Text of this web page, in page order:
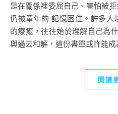
是在關係裡委屈自己、害怕被
仍被童年的 記憶困住。許多人
的療癒，往往始於理解自己為
與過去和解，這份書單或許能成
閱讀